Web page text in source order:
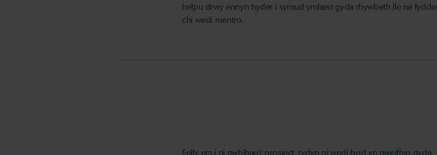
helpu drwy ennyn hyder i symud ymlaen gyda rhywbeth lle na
chi wedi mentro.
Felly ers i ni gwblhau’r prosiect, rydyn ni wedi bod yn gweithio gyda